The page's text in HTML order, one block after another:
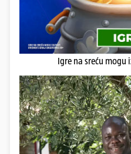
Igre na sreću mogu